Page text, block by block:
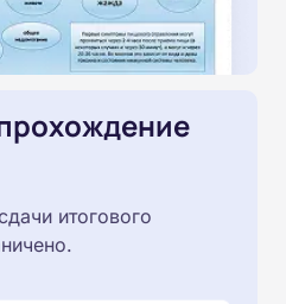
итогового